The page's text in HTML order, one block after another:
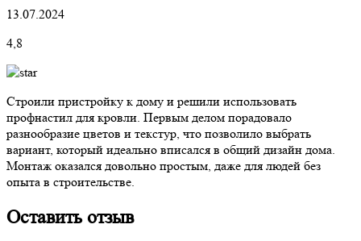
13.07.2024
4,8
Строили пристройку к дому и решили использовать
профнастил для кровли. Первым делом порадовало
разнообразие цветов и текстур, что позволило выбрать
вариант, который идеально вписался в общий дизайн дома.
Монтаж оказался довольно простым, даже для людей без
опыта в строительстве.
Оставить отзыв